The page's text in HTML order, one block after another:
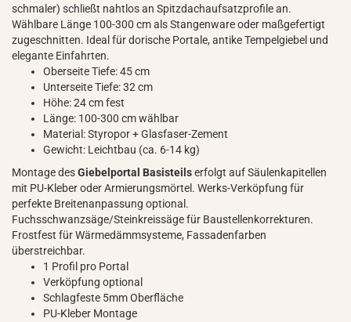
schmaler) schließt nahtlos an Spitzdachaufsatzprofile an.
Wählbare Länge 100-300 cm als Stangenware oder maßgefertigt
zugeschnitten. Ideal für dorische Portale, antike Tempelgiebel und
elegante Einfahrten.
Oberseite Tiefe: 45 cm
Unterseite Tiefe: 32 cm
Höhe: 24 cm fest
Länge: 100-300 cm wählbar
Material: Styropor + Glasfaser-Zement
Gewicht: Leichtbau (ca. 6-14 kg)
Montage desGiebelportal Basisteilserfolgt auf Säulenkapitellen
mit PU-Kleber oder Armierungsmörtel. Werks-Verköpfung für
perfekte Breitenanpassung optional.
Fuchsschwanzsäge/Steinkreissäge für Baustellenkorrekturen.
Frostfest für Wärmedämmsysteme, Fassadenfarben
überstreichbar.
1 Profil pro Portal
Verköpfung optional
Schlagfeste 5mm Oberfläche
PU-Kleber Montage